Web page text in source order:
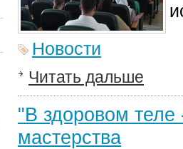
Новости
Читать дальше
"В здоровом
мастерства